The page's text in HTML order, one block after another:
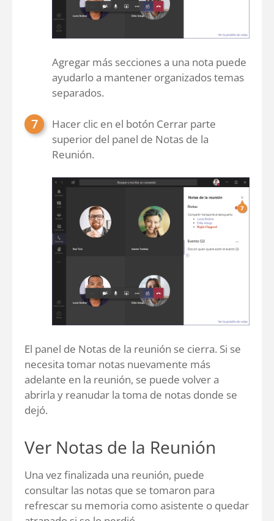
Agregar más secciones a una nota puede
ayudarlo a mantener organizados temas
separados.
Hacer clic en el botón Cerrar parte
superior del panel de Notas de la
Reunión.
El panel de Notas de la reunión se cierra. Si se
necesita tomar notas nuevamente más
adelante en la reunión, se puede volver a
abrirla y reanudar la toma de notas donde se
dejó.
Ver Notas de la Reunión
Una vez finalizada una reunión, puede
consultar las notas que se tomaron para
refrescar su memoria como asistente o quedar